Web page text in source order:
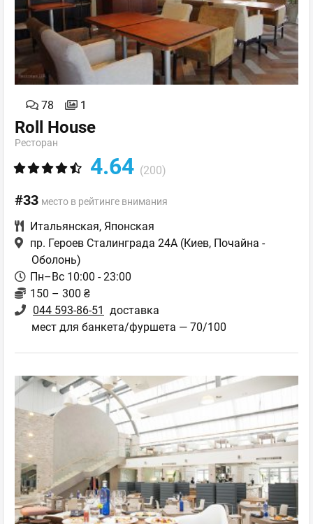
78 1
Roll House
Ресторан
4.64 (200)
#33 место в рейтинге внимания
Итальянская, Японская
пр. Героев Сталинграда 24А (Киев, Почайна -
Оболонь)
Пн–Вс 10:00 - 23:00
150 – 300 ₴
044 593-86-51 доставка
мест для банкета/фуршета — 70/100